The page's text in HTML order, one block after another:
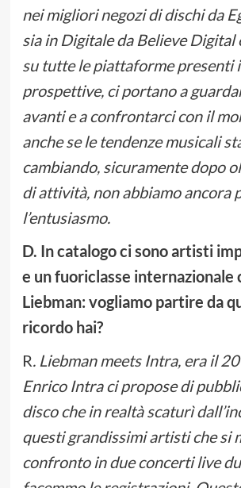
nei migliori negozi di dischi da
sia in Digitale da Believe Digital
su tutte le piattaforme presenti
prospettive, ci portano a
avanti e a confrontarci con il
anche se le tendenze musicali
cambiando, sicuramente dopo
di attività, non abbiamo ancora
l’entusiasmo.
D. In catalogo ci sono artisti
e un fuoriclasse internazionale
Liebman: vogliamo partire da
ricordo hai?
R. Liebman meets Intra, era il
Enrico Intra ci propose di
disco che in realtà scaturì
questi grandissimi artisti che si
confronto in due concerti live